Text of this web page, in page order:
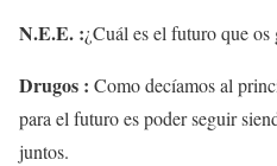
N.E.E. :¿Cuál es el futuro que
Drugos : Como decíamos al
para el futuro es poder seguir
juntos.